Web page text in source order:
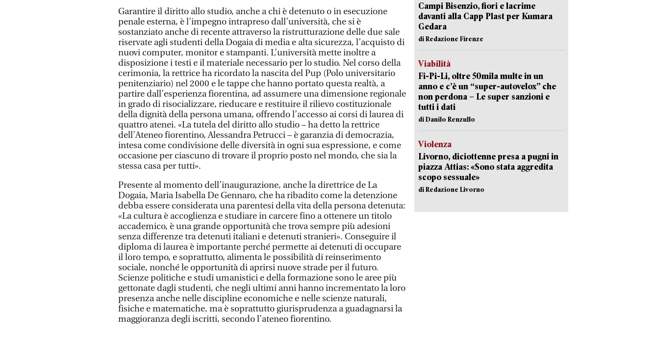
Garantire il diritto allo studio, anche a chi è detenuto o in esecuzione
penale esterna, è l’impegno intrapreso dall’università, che si è
sostanziato anche di recente attraverso la ristrutturazione delle due sale
riservate agli studenti della Dogaia di media e alta sicurezza, l’acquisto di
nuovi computer, monitor e stampanti. L’università mette inoltre a
disposizione i testi e il materiale necessario per lo studio. Nel corso della
cerimonia, la rettrice ha ricordato la nascita del Pup (Polo universitario
penitenziario) nel 2000 e le tappe che hanno portato questa realtà, a
partire dall’esperienza fiorentina, ad assumere una dimensione regionale
in grado di risocializzare, rieducare e restituire il rilievo costituzionale
della dignità della persona umana, offrendo l’accesso ai corsi di laurea di
quattro atenei. «La tutela del diritto allo studio – ha detto la rettrice
dell’Ateneo fiorentino, Alessandra Petrucci – è garanzia di democrazia,
intesa come condivisione delle diversità in ogni sua espressione, e come
occasione per ciascuno di trovare il proprio posto nel mondo, che sia la
stessa casa per tutti».
Presente al momento dell’inaugurazione, anche la direttrice de La
Dogaia, Maria Isabella De Gennaro, che ha ribadito come la detenzione
debba essere considerata una parentesi della vita della persona detenuta:
«La cultura è accoglienza e studiare in carcere fino a ottenere un titolo
accademico, è una grande opportunità che trova sempre più adesioni
senza differenze tra detenuti italiani e detenuti stranieri». Conseguire il
diploma di laurea è importante perché permette ai detenuti di occupare
il loro tempo, e soprattutto, alimenta le possibilità di reinserimento
sociale, nonché le opportunità di aprirsi nuove strade per il futuro.
Scienze politiche e studi umanistici e della formazione sono le aree più
gettonate dagli studenti, che negli ultimi anni hanno incrementato la loro
presenza anche nelle discipline economiche e nelle scienze naturali,
fisiche e matematiche, ma è soprattutto giurisprudenza a guadagnarsi la
maggioranza degli iscritti, secondo l’ateneo fiorentino.
Campi Bisenzio, fiori e lacrime
davanti alla Capp Plast per Kumara
Gedara
di Redazione Firenze
Viabilità
Fi-Pi-Li, oltre 50mila multe in un
anno e c’è un “super-autovelox” che
non perdona – Le super sanzioni e
tutti i dati
di Danilo Renzullo
Violenza
Livorno, diciottenne presa a pugni in
piazza Attias: «Sono stata aggredita
scopo sessuale»
di Redazione Livorno